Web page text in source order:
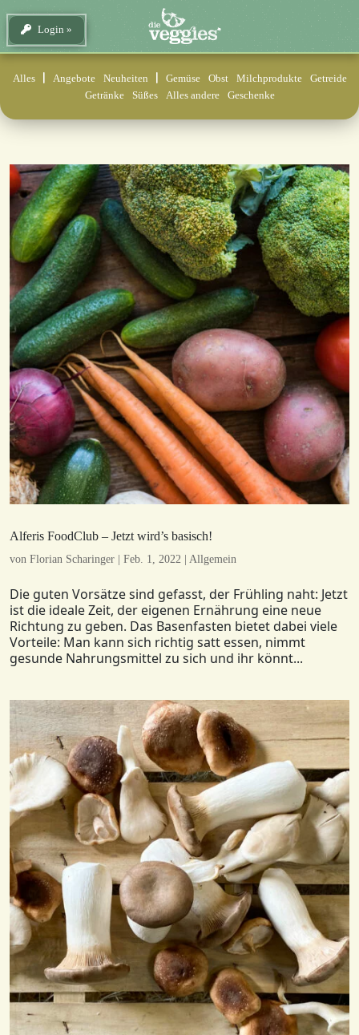
Login
Alles Angebote Neuheiten Gemüse Obst Milchprodukte
Getreide
Getränke
Süßes Alles andere Geschenke
Alferis FoodClub – Jetzt wird’s basisch!
von Florian Scharinger Feb. 1, 2022 Allgemein
Die guten Vorsätze sind gefasst, der Frühling naht: Jetzt
ist die ideale Zeit, der eigenen Ernährung eine neue
Richtung zu geben. Das Basenfasten bietet dabei viele
Vorteile: Man kann sich richtig satt essen, nimmt
gesunde Nahrungsmittel zu sich und ihr könnt...